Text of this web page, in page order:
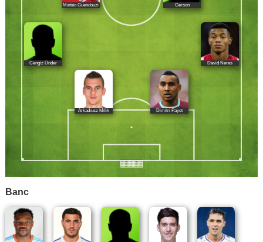
Mattéo Guendouzi Gerson
Cengiz Ünder David Neres
Arkadiusz Milik Dimitri Payet
Banc